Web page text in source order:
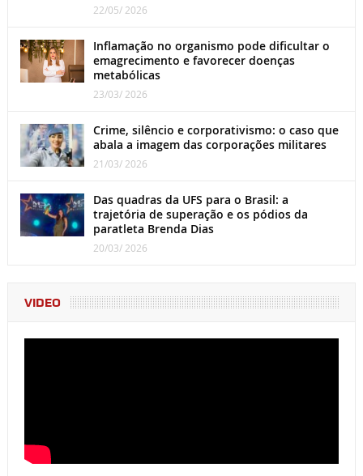
22/05/ 2026
Inflamação no organismo pode dificultar o
emagrecimento e favorecer doenças
metabólicas
23/03/ 2026
Crime, silêncio e corporativismo: o caso que
abala a imagem das corporações militares
21/03/ 2026
Das quadras da UFS para o Brasil: a
trajetória de superação e os pódios da
paratleta Brenda Dias
20/03/ 2026
VIDEO